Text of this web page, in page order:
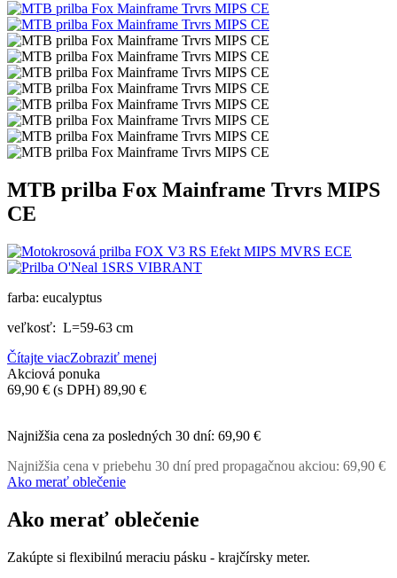
MTB prilba Fox Mainframe Trvrs MIPS
CE
farba: eucalyptus
veľkosť: L=59-63 cm
Čítajte viacZobraziť menej
Akciová ponuka
69,90 € (s DPH) 89,90 €
Najnižšia cena za posledných 30 dní: 69,90 €
Najnižšia cena v priebehu 30 dní pred propagačnou akciou: 69,90 €
Ako merať oblečenie
Ako merať oblečenie
Zakúpte si flexibilnú meraciu pásku - krajčírsky meter.